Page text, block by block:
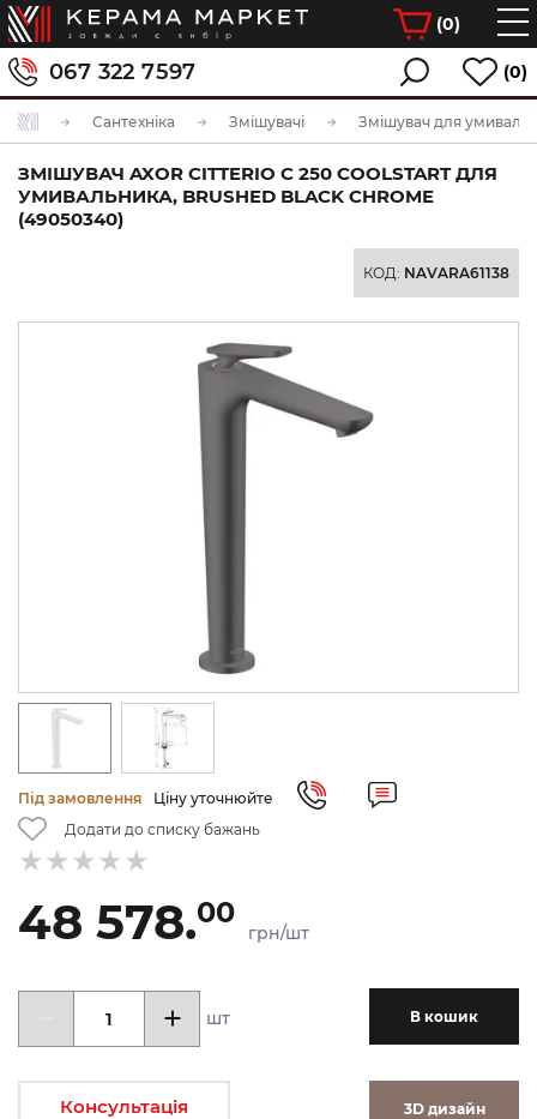
(0)
067 322 7597 (0)
Сантехніка Змішувачі Змішувач для
ЗМІШУВАЧ AXOR CITTERIO C 250 COOLSTART ДЛЯ
УМИВАЛЬНИКА, BRUSHED BLACK CHROME
(49050340)
КОД: NAVARA61138
Під замовлення
Ціну уточнюйте
Додати до списку бажань
48 578.00
грн/шт
шт В кошик
Консультація 3D дизайн